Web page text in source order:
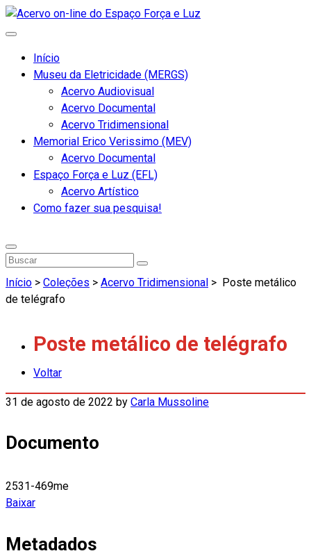
Início
Museu da Eletricidade (MERGS)
Acervo Audiovisual
Acervo Documental
Acervo Tridimensional
Memorial Erico Verissimo (MEV)
Acervo Documental
Espaço Força e Luz (EFL)
Acervo Artístico
Como fazer sua pesquisa!
Início > Coleções > Acervo Tridimensional > Poste metálico
de telégrafo
Poste metálico de telégrafo
Voltar
31 de agosto de 2022 by Carla Mussoline
Documento
2531-469me
Baixar
Metadados